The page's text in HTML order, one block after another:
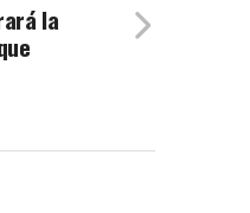
la